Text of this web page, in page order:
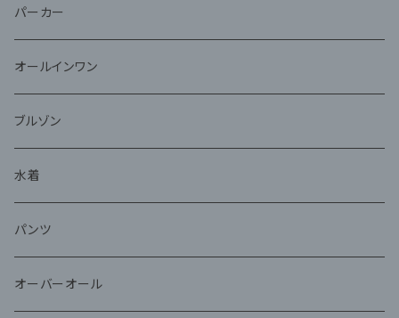
パーカー
オールインワン
ブルゾン
水着
パンツ
オーバーオール